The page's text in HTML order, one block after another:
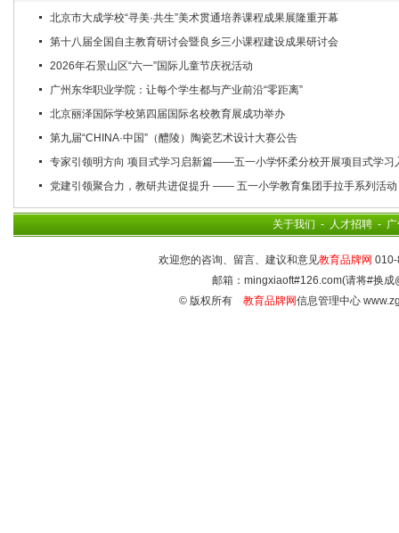
北京市大成学校“寻美·共生”美术贯通培养课程成果展隆重开幕
第十八届全国自主教育研讨会暨良乡三小课程建设成果研讨会
2026年石景山区“六一”国际儿童节庆祝活动
广州东华职业学院：让每个学生都与产业前沿“零距离”
北京丽泽国际学校第四届国际名校教育展成功举办
第九届“CHINA·中国”（醴陵）陶瓷艺术设计大赛公告
专家引领明方向 项目式学习启新篇——五一小学怀柔分校开展项目式学习
党建引领聚合力，教研共进促提升 —— 五一小学教育集团手拉手系列活动
关于我们 - 人才招聘 -
欢迎您的咨询、留言、建议和意见教育品牌网
邮箱：mingxiaoft#126.com(请将#换
© 版权所有 教育品牌网信息管理中心